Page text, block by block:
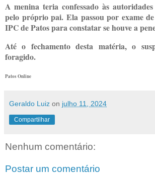
A menina teria confessado às
pelo próprio pai. Ela passou por exame
IPC de Patos para constatar se houve a
Até o fechamento desta matéria, o
foragido.
Patos Online
Geraldo Luiz on julho 11, 2024
Compartilhar
Nenhum comentário:
Postar um comentário